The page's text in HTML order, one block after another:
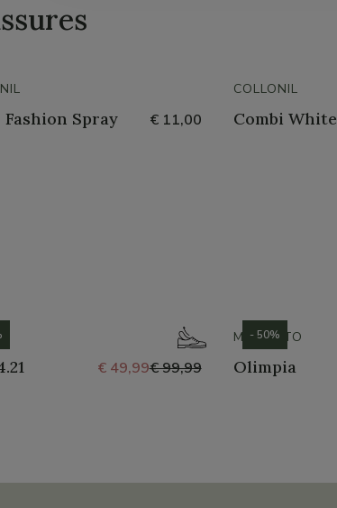
Spray € 11,00
COLLONIL
Combi White
€ 49,99€ 99,99
MEPHISTO
Olimpia
- 50%